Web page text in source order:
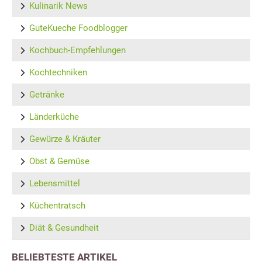
Kulinarik News
GuteKueche Foodblogger
Kochbuch-Empfehlungen
Kochtechniken
Getränke
Länderküche
Gewürze & Kräuter
Obst & Gemüse
Lebensmittel
Küchentratsch
Diät & Gesundheit
BELIEBTESTE ARTIKEL